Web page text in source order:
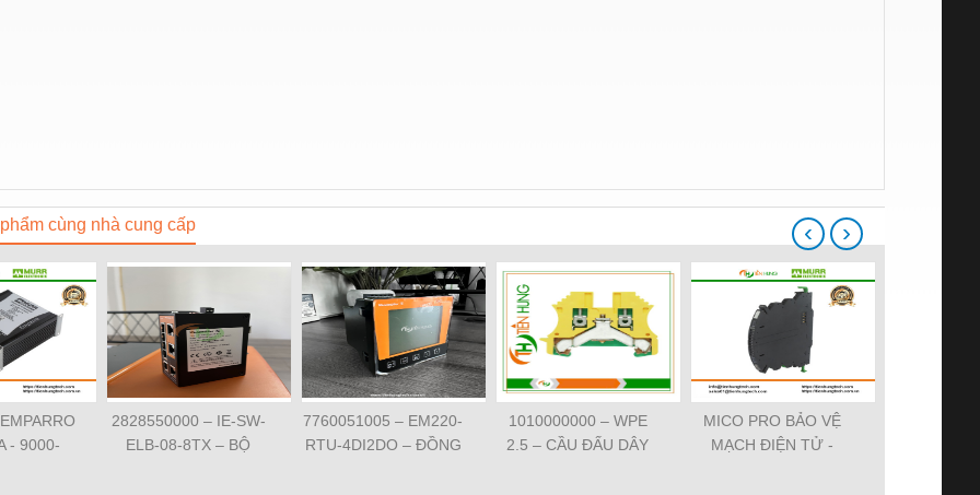
cùng nhà cung cấp
- 9000-
2828550000 – IE-SW-
ELB-08-8TX – BỘ
7760051005 – EM220-
RTU-4DI2DO – ĐỒNG
1010000000 – WPE
2.5 – CẦU ĐẤU DÂY
MICO PRO BẢO VỆ
MẠCH ĐIỆN TỬ -
‹ ›